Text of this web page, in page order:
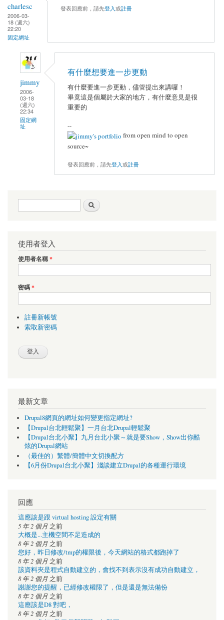
charlesc
2006-03-
18 (週六)
22:20
固定網址
發表回應前，請先登入或註冊
jimmy
2006-
03-18
(週六)
22:34
固定網
址
有什麼想要進一步更動
有什麼要進一步更動，儘管提出來講囉！
畢竟這是個屬於大家的地方，有什麼意見是很
重要的
--
from open mind to open
source~
發表回應前，請先登入或註冊
搜尋表單
使用者登入
使用者名稱*
密碼*
註冊新帳號
索取新密碼
最新文章
Drupal8網頁的網址如何變更指定網址?
【Drupal台北輕鬆聚】一月台北Drupal輕鬆聚
【Drupal台北小聚】九月台北小聚～就是要Show，Show出你酷
炫的Drupal網站
（最佳的）繁體/簡體中文切換配方
【6月份Drupal台北小聚】淺談建立Drupal的各種運行環境
回應
這應該是跟 virtual hosting 設定有關
5 年 2 個月 之前
大概是...主機空間不足造成的
8 年 2 個月 之前
您好，昨日修改/tmp的權限後，今天網站的格式都跑掉了
8 年 2 個月 之前
該資料夾是程式自動建立的，會找不到表示沒有成功自動建立，
8 年 2 個月 之前
謝謝您的提醒，已經修改權限了，但是還是無法備份
8 年 2 個月 之前
這應該是D8 對吧，
8 年 2 個月 之前